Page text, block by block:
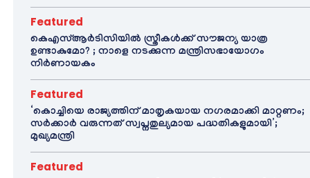
Featured
കെഎസ്ആർടിസിയിൽ സ്ത്രീകൾക്ക് സൗജന്യ യാത്ര
ഉണ്ടാകുമോ? ; നാളെ നടക്കുന്ന മന്ത്രിസഭായോഗം
നിർണായകം
Featured
‘കൊച്ചിയെ രാജ്യത്തിന് മാതൃകയായ നഗരമാക്കി മാറ്റണം;
സർക്കാർ വരുന്നത് സ്വപ്നതുല്യമായ പദ്ധതികളുമായി’;
മുഖ്യമന്ത്രി
Featured